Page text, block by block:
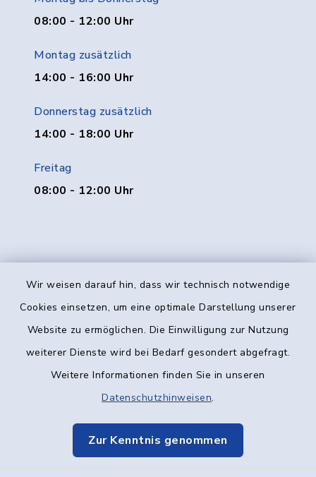
Wir weisen darauf hin, dass wir technisch notwendige
Cookies einsetzen, um eine optimale Darstellung unserer
Website zu ermöglichen. Die Einwilligung zur Nutzung
weiterer Dienste wird bei Bedarf gesondert abgefragt.
Weitere Informationen finden Sie in unseren
Datenschutzhinweisen.
Zur Kenntnis genommen
08:00 - 12:00 Uhr
Montag zusätzlich
14:00 - 16:00 Uhr
Donnerstag zusätzlich
14:00 - 18:00 Uhr
Freitag
08:00 - 12:00 Uhr
Kontakt
Datenschutz
Elektronische Kommunikation